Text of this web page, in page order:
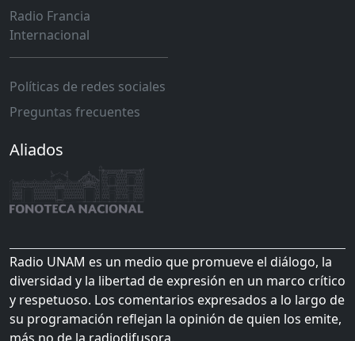
Radio Francia
Internacional
Políticas de redes sociales
Preguntas frecuentes
Aliados
Radio UNAM es un medio que promueve el diálogo, la
diversidad y la libertad de expresión en un marco crítico
y respetuoso. Los comentarios expresados a lo largo de
su programación reflejan la opinión de quien los emite,